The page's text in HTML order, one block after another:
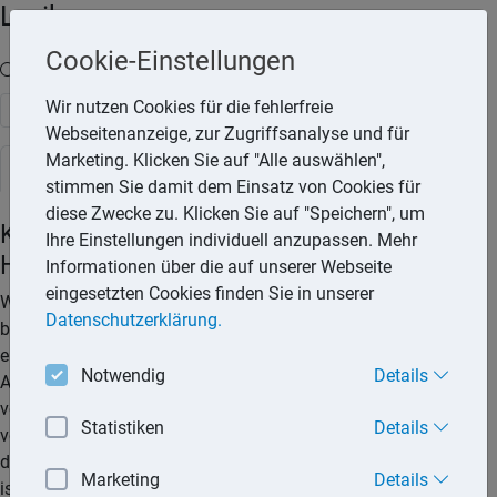
Lexika
Volltext-Suche in den Lexika
Suchen
Rechtslexikon
Kostenvoranschlag bei
Handwerkerleistungen
Wer unliebsame Überraschungen vermeiden möchte und
bereits vorher wissen will, welche Kosten ihm Leistungen
eines Handwerkers bescheren werden, sollte vor Erteilung des
Auftrags einen Kostenvoranschlag einholen. Darunter
versteht man die Aufgliederung der für ein Werk
voraussichtlich anfallenden Arbeiten und die voraussichtlich
damit verbundenen Kosten. Bei Arbeiten größeren Umfangs
ist es in jedem Fall sinnvoll, vor der Auftragsvergabe mehrere
Cookie-Einstellungen
Wir nutzen Cookies für die fehlerfreie
Webseitenanzeige, zur Zugriffsanalyse und für
Marketing. Klicken Sie auf "Alle auswählen",
stimmen Sie damit dem Einsatz von Cookies für
diese Zwecke zu. Klicken Sie auf "Speichern", um
Ihre Einstellungen individuell anzupassen. Mehr
Informationen über die auf unserer Webseite
eingesetzten Cookies finden Sie in unserer
Datenschutzerklärung.
Notwendig Details
Statistiken Details
Marketing Details